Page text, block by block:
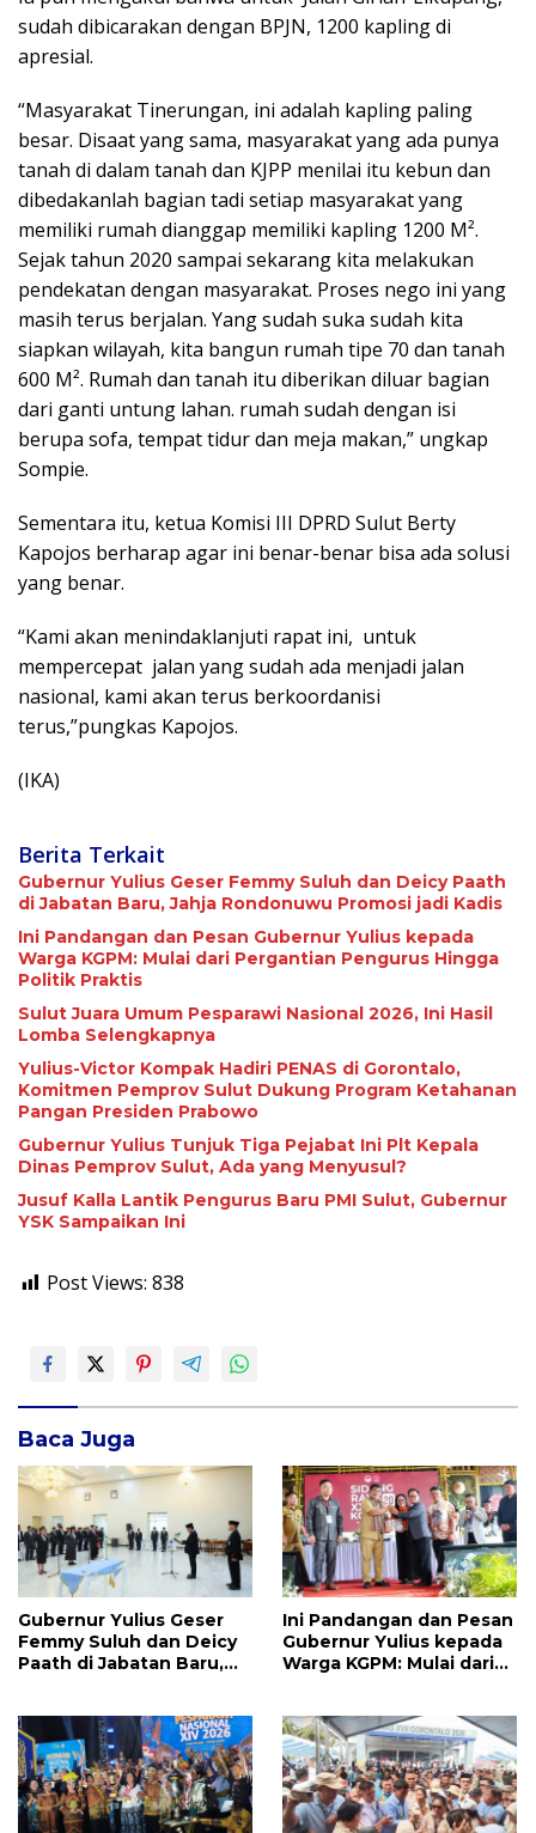
sudah dibicarakan dengan BPJN, 1200 kapling di
apresial.
“Masyarakat Tinerungan, ini adalah kapling paling
besar. Disaat yang sama, masyarakat yang ada punya
tanah di dalam tanah dan KJPP menilai itu kebun dan
dibedakanlah bagian tadi setiap masyarakat yang
memiliki rumah dianggap memiliki kapling 1200 M².
Sejak tahun 2020 sampai sekarang kita melakukan
pendekatan dengan masyarakat. Proses nego ini yang
masih terus berjalan. Yang sudah suka sudah kita
siapkan wilayah, kita bangun rumah tipe 70 dan tanah
600 M². Rumah dan tanah itu diberikan diluar bagian
dari ganti untung lahan. rumah sudah dengan isi
berupa sofa, tempat tidur dan meja makan,” ungkap
Sompie.
Sementara itu, ketua Komisi III DPRD Sulut Berty
Kapojos berharap agar ini benar-benar bisa ada solusi
yang benar.
“Kami akan menindaklanjuti rapat ini, untuk
mempercepat jalan yang sudah ada menjadi jalan
nasional, kami akan terus berkoordanisi
terus,”pungkas Kapojos.
(IKA)
Berita Terkait
Gubernur Yulius Geser Femmy Suluh dan Deicy Paath
di Jabatan Baru, Jahja Rondonuwu Promosi jadi Kadis
Ini Pandangan dan Pesan Gubernur Yulius kepada
Warga KGPM: Mulai dari Pergantian Pengurus Hingga
Politik Praktis
Sulut Juara Umum Pesparawi Nasional 2026, Ini Hasil
Lomba Selengkapnya
Yulius-Victor Kompak Hadiri PENAS di Gorontalo,
Komitmen Pemprov Sulut Dukung Program Ketahanan
Pangan Presiden Prabowo
Gubernur Yulius Tunjuk Tiga Pejabat Ini Plt Kepala
Dinas Pemprov Sulut, Ada yang Menyusul?
Jusuf Kalla Lantik Pengurus Baru PMI Sulut, Gubernur
YSK Sampaikan Ini
Post Views: 838
Baca Juga
Gubernur Yulius Geser
Femmy Suluh dan Deicy
Paath di Jabatan Baru,
Ini Pandangan dan Pesan
Gubernur Yulius kepada
Warga KGPM: Mulai dari